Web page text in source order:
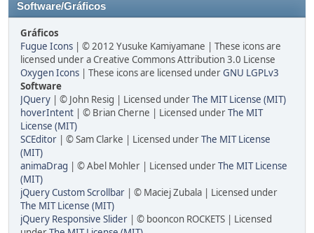
Software/Gráficos
Gráficos
Fugue Icons | © 2012 Yusuke Kamiyamane | These icons are
licensed under a Creative Commons Attribution 3.0 License
Oxygen Icons | These icons are licensed underGNU LGPLv3
Software
JQuery | © John Resig | Licensed underThe MIT License (MIT)
hoverIntent | © Brian Cherne | Licensed underThe MIT
License (MIT)
SCEditor | © Sam Clarke | Licensed underThe MIT License
(MIT)
animaDrag | © Abel Mohler | Licensed underThe MIT License
(MIT)
jQuery Custom Scrollbar | © Maciej Zubala | Licensed under
The MIT License (MIT)
jQuery Responsive Slider | © booncon ROCKETS | Licensed